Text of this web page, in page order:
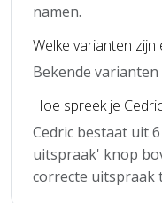
namen.
Welke varianten zijn
Bekende varianten
Hoe spreek je
Cedric bestaat uit
uitspraak' knop
correcte uitspraak